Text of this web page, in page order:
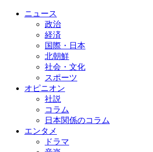
ニュース
政治
経済
国際・日本
北朝鮮
社会・文化
スポーツ
オピニオン
社説
コラム
日本関係のコラム
エンタメ
ドラマ